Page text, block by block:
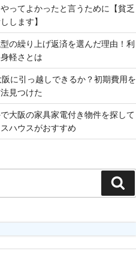
ってよかったと言うために【貧乏
します】
の繰り上げ返済を選んだ理由！利
軽さとは
に引っ越しできるか？初期費用を
見つけた
大阪の家具家電付き物件を探して
ハウスがおすすめ
索